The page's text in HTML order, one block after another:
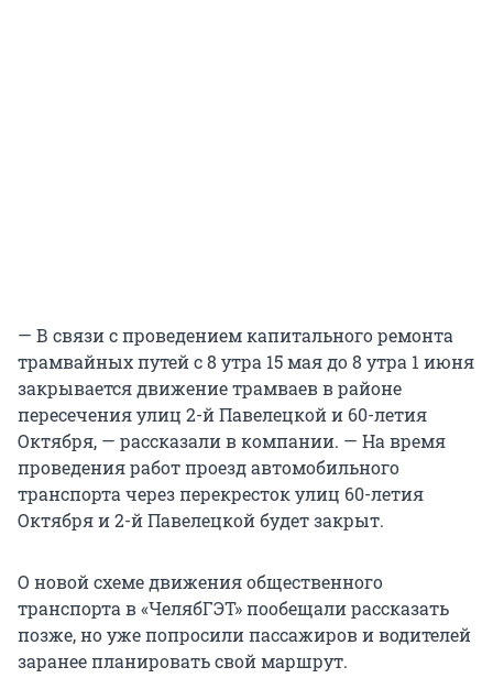
— В связи с проведением капитального ремонта
трамвайных путей с 8 утра 15 мая до 8 утра 1 июня
закрывается движение трамваев в районе
пересечения улиц 2-й Павелецкой и 60-летия
Октября, — рассказали в компании. — На время
проведения работ проезд автомобильного
транспорта через перекресток улиц 60-летия
Октября и 2-й Павелецкой будет закрыт.
О новой схеме движения общественного
транспорта в «ЧелябГЭТ» пообещали рассказать
позже, но уже попросили пассажиров и водителей
заранее планировать свой маршрут.